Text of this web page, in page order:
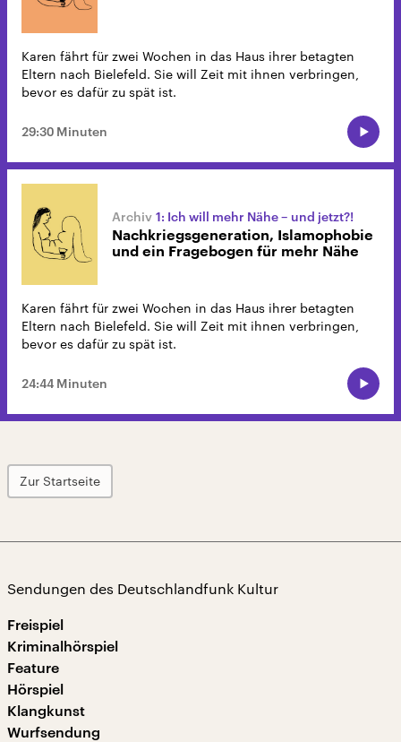
Karen fährt für zwei Wochen in das Haus ihrer betagten
Eltern nach Bielefeld. Sie will Zeit mit ihnen verbringen,
bevor es dafür zu spät ist.
29:30 Minuten
1: Ich will mehr Nähe – und jetzt?!
Nachkriegsgeneration, Islamophobie
und ein Fragebogen für mehr Nähe
Karen fährt für zwei Wochen in das Haus ihrer betagten
Eltern nach Bielefeld. Sie will Zeit mit ihnen verbringen,
bevor es dafür zu spät ist.
24:44 Minuten
Zur Startseite
Sendungen des Deutschlandfunk Kultur
Freispiel
Kriminalhörspiel
Feature
Hörspiel
Klangkunst
Wurfsendung